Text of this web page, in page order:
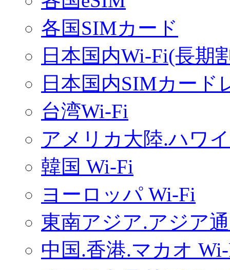
各国SIMカード
日本国内Wi-Fi(長期
日本国内SIMカード
台湾Wi-Fi
アメリカ大陸.ハワ
韓国 Wi-Fi
ヨーロッパ Wi-Fi
東南アジア.アジア
中国.香港.マカオ